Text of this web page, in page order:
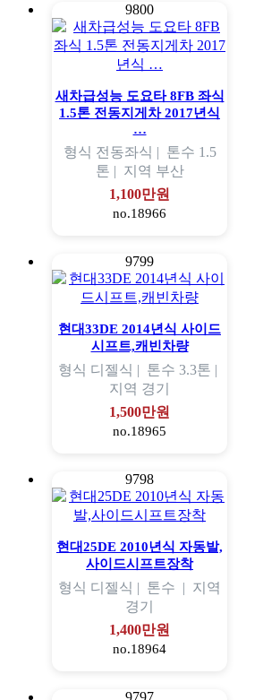
9800
새차급성능 도요타 8FB 좌식
1.5톤 전동지게차 2017년식
…
형식 전동좌식 | 톤수 1.5
톤 | 지역 부산
1,100만원
no.18966
9799
현대33DE 2014년식 사이드
시프트,캐빈차량
형식 디젤식 | 톤수 3.3톤 |
지역 경기
1,500만원
no.18965
9798
현대25DE 2010년식 자동발,
사이드시프트장착
형식 디젤식 | 톤수 | 지역
경기
1,400만원
no.18964